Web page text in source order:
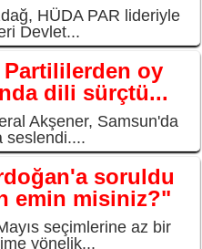
HÜDA PAR lideriyle
Devlet...
Partililerden oy
dili sürçtü...
Akşener, Samsun'da
seslendi....
soruldu
emin misiniz?"
seçimlerine az bir
yönelik...